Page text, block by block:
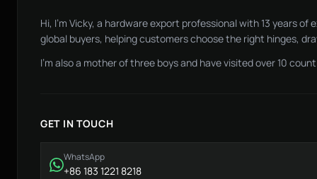
Hi, I'm Vicky, a hardware export professional with 13 years
global buyers, helping customers choose the right hinges,
I'm also a mother of three boys and have visited over 10
GET IN TOUCH
WhatsApp
+86 183 1221 8218